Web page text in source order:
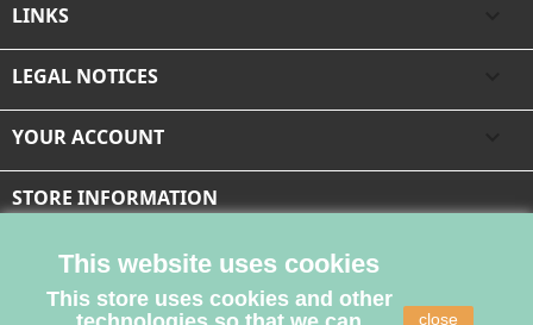
LINKS
LEGAL NOTICES
YOUR ACCOUNT
STORE INFORMATION
This website uses cookies
This store uses cookies and other
close